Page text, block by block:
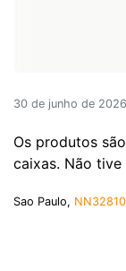
30 de junho de 2026
Os produtos
caixas. Não tive
Sao Paulo,